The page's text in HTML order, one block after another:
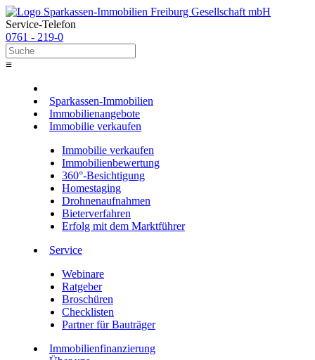
Service-Telefon
0761 - 219-0
≡
Sparkassen-Immobilien
Immobilienangebote
Immobilie verkaufen
Immobilie verkaufen
Immobilienbewertung
360°-Besichtigung
Homestaging
Drohnenaufnahmen
Bieterverfahren
Erfolg mit dem Marktführer
Service
Webinare
Ratgeber
Broschüren
Checklisten
Partner für Bauträger
Immobilienfinanzierung